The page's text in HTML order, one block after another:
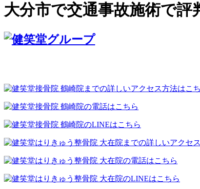
大分市で交通事故施術で評